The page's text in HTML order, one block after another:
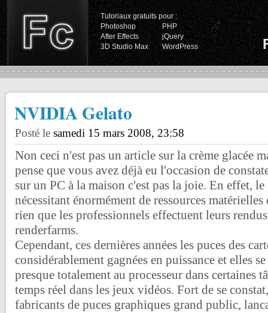
Tutoriaux gratuits pour :
Photoshop
PHP
After Effects
jQuery
3D Studio Max
WordPress
NVIDIA Gelato
Posté le samedi 15 mars 2008, 23:58
Non ceci n'est pas un article sur la crème glacée
pense que vous avez déjà eu l'occasion de
sur un PC à la maison c'est pas la joie. En effet,
nécessitant énormément de ressources matérielles
rien que les professionnels effectuent leurs
renderfarms.
Cependant, ces dernières années les puces des
considérablement gagnées en puissance et elles
presque totalement au processeur dans certaines
temps réel dans les jeux vidéos. Fort de se
fabricants de puces graphiques grand public,